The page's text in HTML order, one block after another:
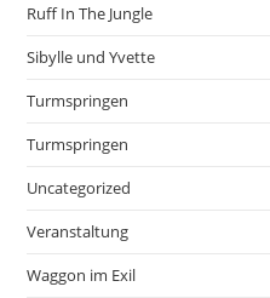
Ruff In The Jungle
Sibylle und Yvette
Turmspringen
Turmspringen
Uncategorized
Veranstaltung
Waggon im Exil